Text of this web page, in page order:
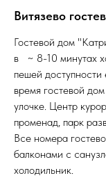
Витязево
Гостевой дом
в ~ 8-10 минутах
пешей доступности
время гостевой
улочке. Центр
променад, парк
Все номера
балконами с
холодильник.